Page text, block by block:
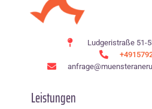
Ludgeristraße 51-
Leistungen